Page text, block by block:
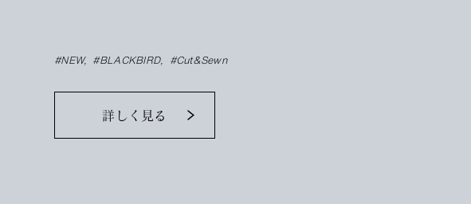
季節に必要だってことだと思います。
#NEW #BLACKBIRD #Cut&Sewn
詳しく見る